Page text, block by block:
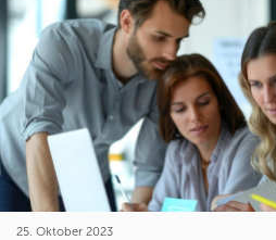
25. Oktober 2023